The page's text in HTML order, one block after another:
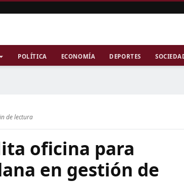
POLÍTICA ECONOMÍA DEPORTES
de lectura
oficina para
en gestión de